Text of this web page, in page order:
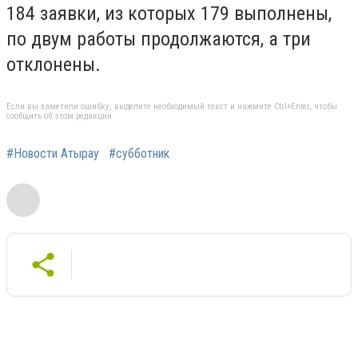
184 заявки, из которых 179 выполнены,
по двум работы продолжаются, а три
отклонены.
Если вы заметили ошибку, выделите необходимый текст и нажмите Ctrl+Enter, чтобы
сообщить об этом редакции
#Новости Атырау #субботник